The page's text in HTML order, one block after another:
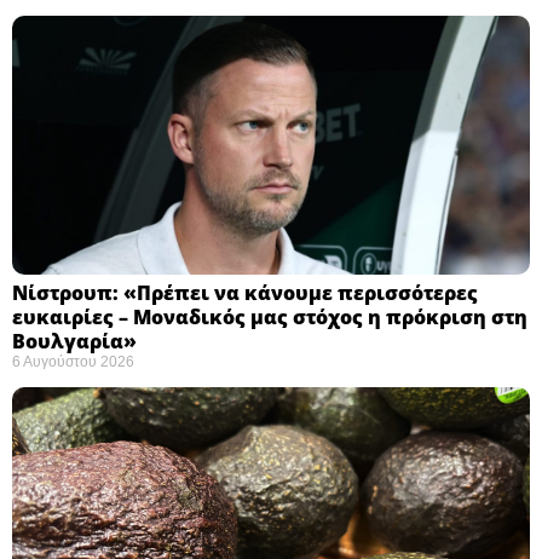
Νίστρουπ: «Πρέπει να κάνουμε περισσότερες
ευκαιρίες – Μοναδικός μας στόχος η πρόκριση στη
Βουλγαρία» ​
6 Αυγούστου 2026